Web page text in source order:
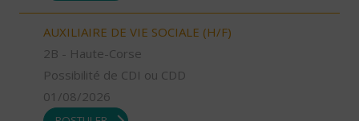
AUXILIAIRE DE VIE SOCIALE (H/F)
2B - Haute-Corse
Possibilité de CDI ou CDD
01/08/2026